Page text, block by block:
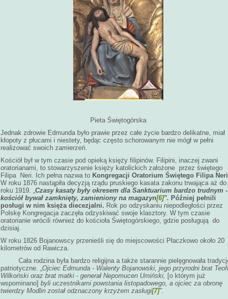
Pieta Świętogórska
Jednak zdrowie Edmunda było prawie przez całe życie bardzo delikatne, miał
kłopoty z płucami i niestety, będąc często schorowanym nie mógł w pełni
realizować swoich zamierzeń.
Kościół był w tym czasie pod opieką księży filipinów. Filipini, inaczej zwani
oratorianami, to stowarzyszenie księży katolickich założone przez świętego
Filipa Neri. Ich pełna nazwa to Kongregacji Oratorium Świętego Filipa
W roku 1876 nastąpiła decyzją rządu pruskiego kasata zakonu trwająca aż do
roku 1919. „Czasy kasaty były okresem dla Sanktuarium bardzo trudnym -
kościół bywał zamknięty, zamieniony na magazyn[6]". Później pełnili
posługi w nim księża diecezjalni. Rok po odzyskaniu niepodległości przez
Polskę Kongregacja zaczęła odzyskiwać swoje klasztory. W tym czasie
oratorianie wrócili również do kościoła Świętogórskiego, gdzie posługują do
dzisiaj.
W roku 1826 Bojanowscy przenieśli się do miejscowości Płaczkowo około 20
kilometrów od Rawicza.
Cała rodzina była bardzo religijna a także starannie pielęgnowała
patriotyczne. „Ojciec Edmunda - Walenty Bojanowski, jego przyrodni brat
Wilkoński oraz brat matki - generał Nepomucen Umiński, [o którym już
wspominano] byli uczestnikami powstania listopadowego, a ojciec za obronę
twierdzy Modlin został odznaczony krzyżem zasługi[7]".